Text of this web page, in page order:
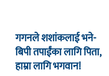
गगनले शशांकलाई भने-
बिपी तपाईंका लागि पिता,
हाम्रा लागि भगवान!